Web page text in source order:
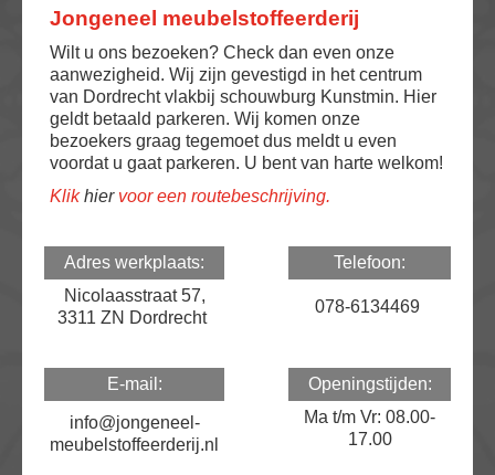
Jongeneel meubelstoffeerderij
Wilt u ons bezoeken? Check dan even onze
aanwezigheid. Wij zijn gevestigd in het centrum
van Dordrecht vlakbij schouwburg Kunstmin. Hier
geldt betaald parkeren. Wij komen onze
bezoekers graag tegemoet dus meldt u even
voordat u gaat parkeren. U bent van harte welkom!
Klikhiervoor een routebeschrijving.
Adres werkplaats:
Telefoon:
Nicolaasstraat 57,
3311 ZN Dordrecht
078-6134469
E-mail: Openingstijden:
info@jongeneel-
meubelstoffeerderij.nl
Ma t/m Vr: 08.00-
17.00